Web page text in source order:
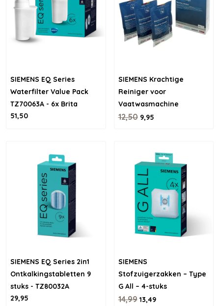
SIEMENS EQ Series
Waterfilter Value Pack
TZ70063A - 6x Brita
Intenza filter
51,50
SIEMENS Krachtige
Reiniger voor
Vaatwasmachine
12,509,95
SIEMENS EQ Series 2in1
Ontkalkingstabletten 9
stuks - TZ80032A
29,95
SIEMENS
Stofzuigerzakken – Type
G All – 4-stuks
14,9913,49